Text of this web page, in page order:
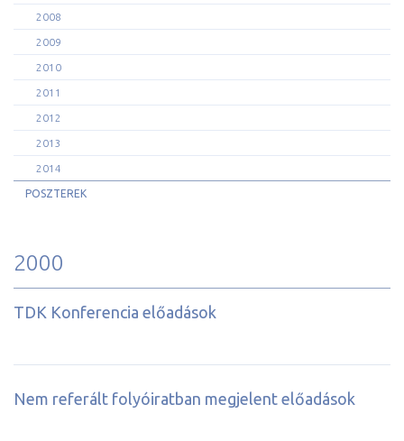
2008
2009
2010
2011
2012
2013
2014
POSZTEREK
2000
TDK Konferencia előadások
Nem referált folyóiratban megjelent előadások